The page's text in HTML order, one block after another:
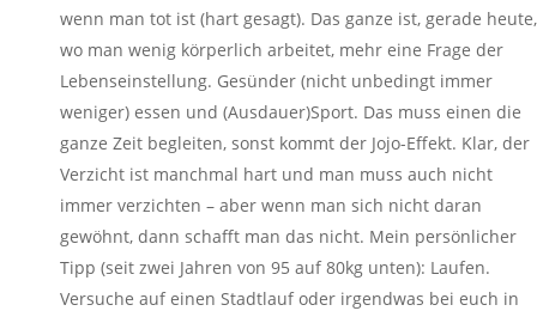
wenn man tot ist (hart gesagt). Das ganze ist, gerade heute,
wo man wenig körperlich arbeitet, mehr eine Frage der
Lebenseinstellung. Gesünder (nicht unbedingt immer
weniger) essen und (Ausdauer)Sport. Das muss einen die
ganze Zeit begleiten, sonst kommt der Jojo-Effekt. Klar, der
Verzicht ist manchmal hart und man muss auch nicht
immer verzichten – aber wenn man sich nicht daran
gewöhnt, dann schafft man das nicht. Mein persönlicher
Tipp (seit zwei Jahren von 95 auf 80kg unten): Laufen.
Versuche auf einen Stadtlauf oder irgendwas bei euch in